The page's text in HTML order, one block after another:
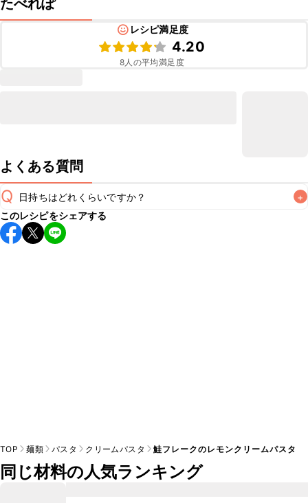
たべれぽ
レシピ満足度
4.20
8人の平均満足度
よくある質問
Q 日持ちはどれくらいですか？ +
こちらのレシピは出来たてをお召し上がりいただくことをお
すすめします。
このレシピをシェアする
TOP 麺類 パスタ クリームパスタ 鮭フレークのレモンクリームパスタ
同じ材料の人気ランキング